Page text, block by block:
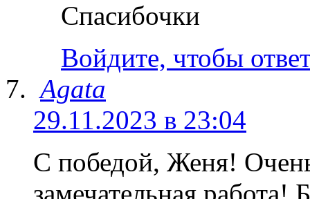
Спасибочки
Войдите, чтобы
Agata
29.11.2023 в 23:04
С победой, Женя!